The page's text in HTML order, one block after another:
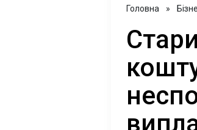
Головна »